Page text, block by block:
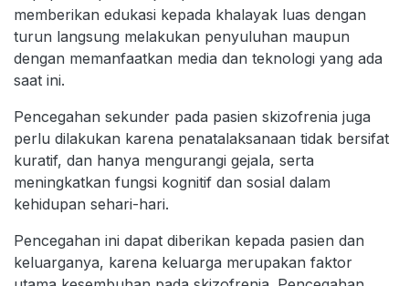
memberikan edukasi kepada khalayak luas dengan
turun langsung melakukan penyuluhan maupun
dengan memanfaatkan media dan teknologi yang ada
saat ini.
Pencegahan sekunder pada pasien skizofrenia juga
perlu dilakukan karena penatalaksanaan tidak bersifat
kuratif, dan hanya mengurangi gejala, serta
meningkatkan fungsi kognitif dan sosial dalam
kehidupan sehari-hari.
Pencegahan ini dapat diberikan kepada pasien dan
keluarganya, karena keluarga merupakan faktor